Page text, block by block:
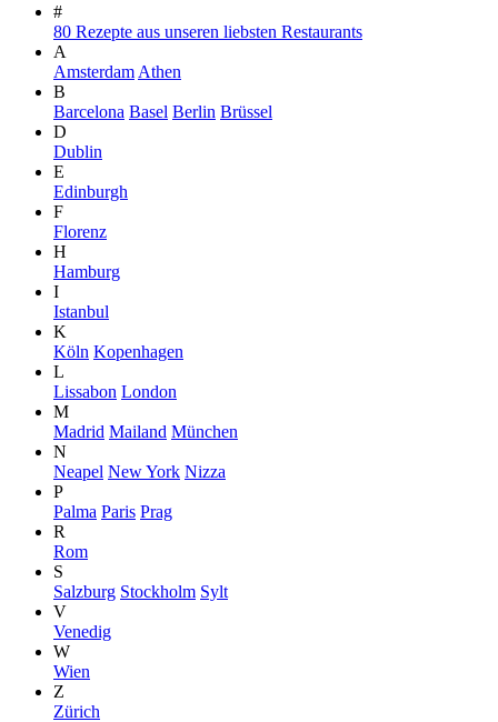
#
80 Rezepte aus unseren liebsten Restaurants
A
Amsterdam Athen
B
Barcelona Basel Berlin Brüssel
D
Dublin
E
Edinburgh
F
Florenz
H
Hamburg
I
Istanbul
K
Köln Kopenhagen
L
Lissabon London
M
Madrid Mailand München
N
Neapel New York Nizza
P
Palma Paris Prag
R
Rom
S
Salzburg Stockholm Sylt
V
Venedig
W
Wien
Z
Zürich